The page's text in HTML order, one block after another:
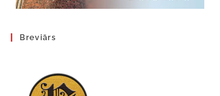
Breviārs